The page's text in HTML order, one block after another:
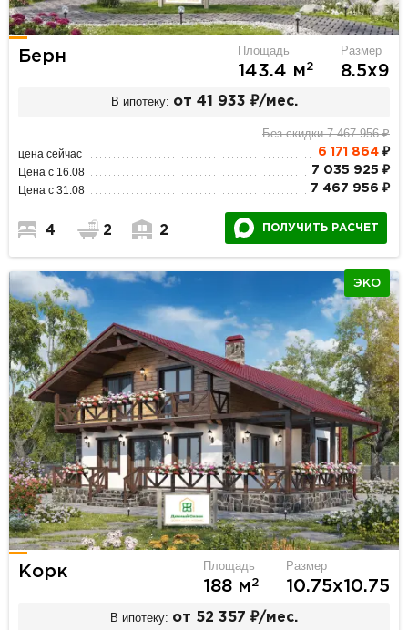
Берн Площадь
143.4 м2
Размер
8.5х9
В ипотеку: от 41 933 ₽/мес.
Без скидки 7 467 956 ₽
цена сейчас 6 171 864₽
Цена с 16.08 7 035 925 ₽
Цена с 31.08 7 467 956 ₽
4 2 2 ПОЛУЧИТЬ РАСЧЕТ
ЭКО
Корк Площадь
188 м2
Размер
10.75х10.75
В ипотеку: от 52 357 ₽/мес.